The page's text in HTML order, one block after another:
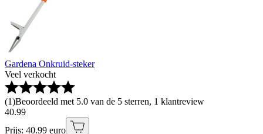
Gardena Onkruid-steker
Veel verkocht
(1)Beoordeeld met 5.0 van de 5 sterren, 1 klantreview
40.99
Prijs: 40.99 euro